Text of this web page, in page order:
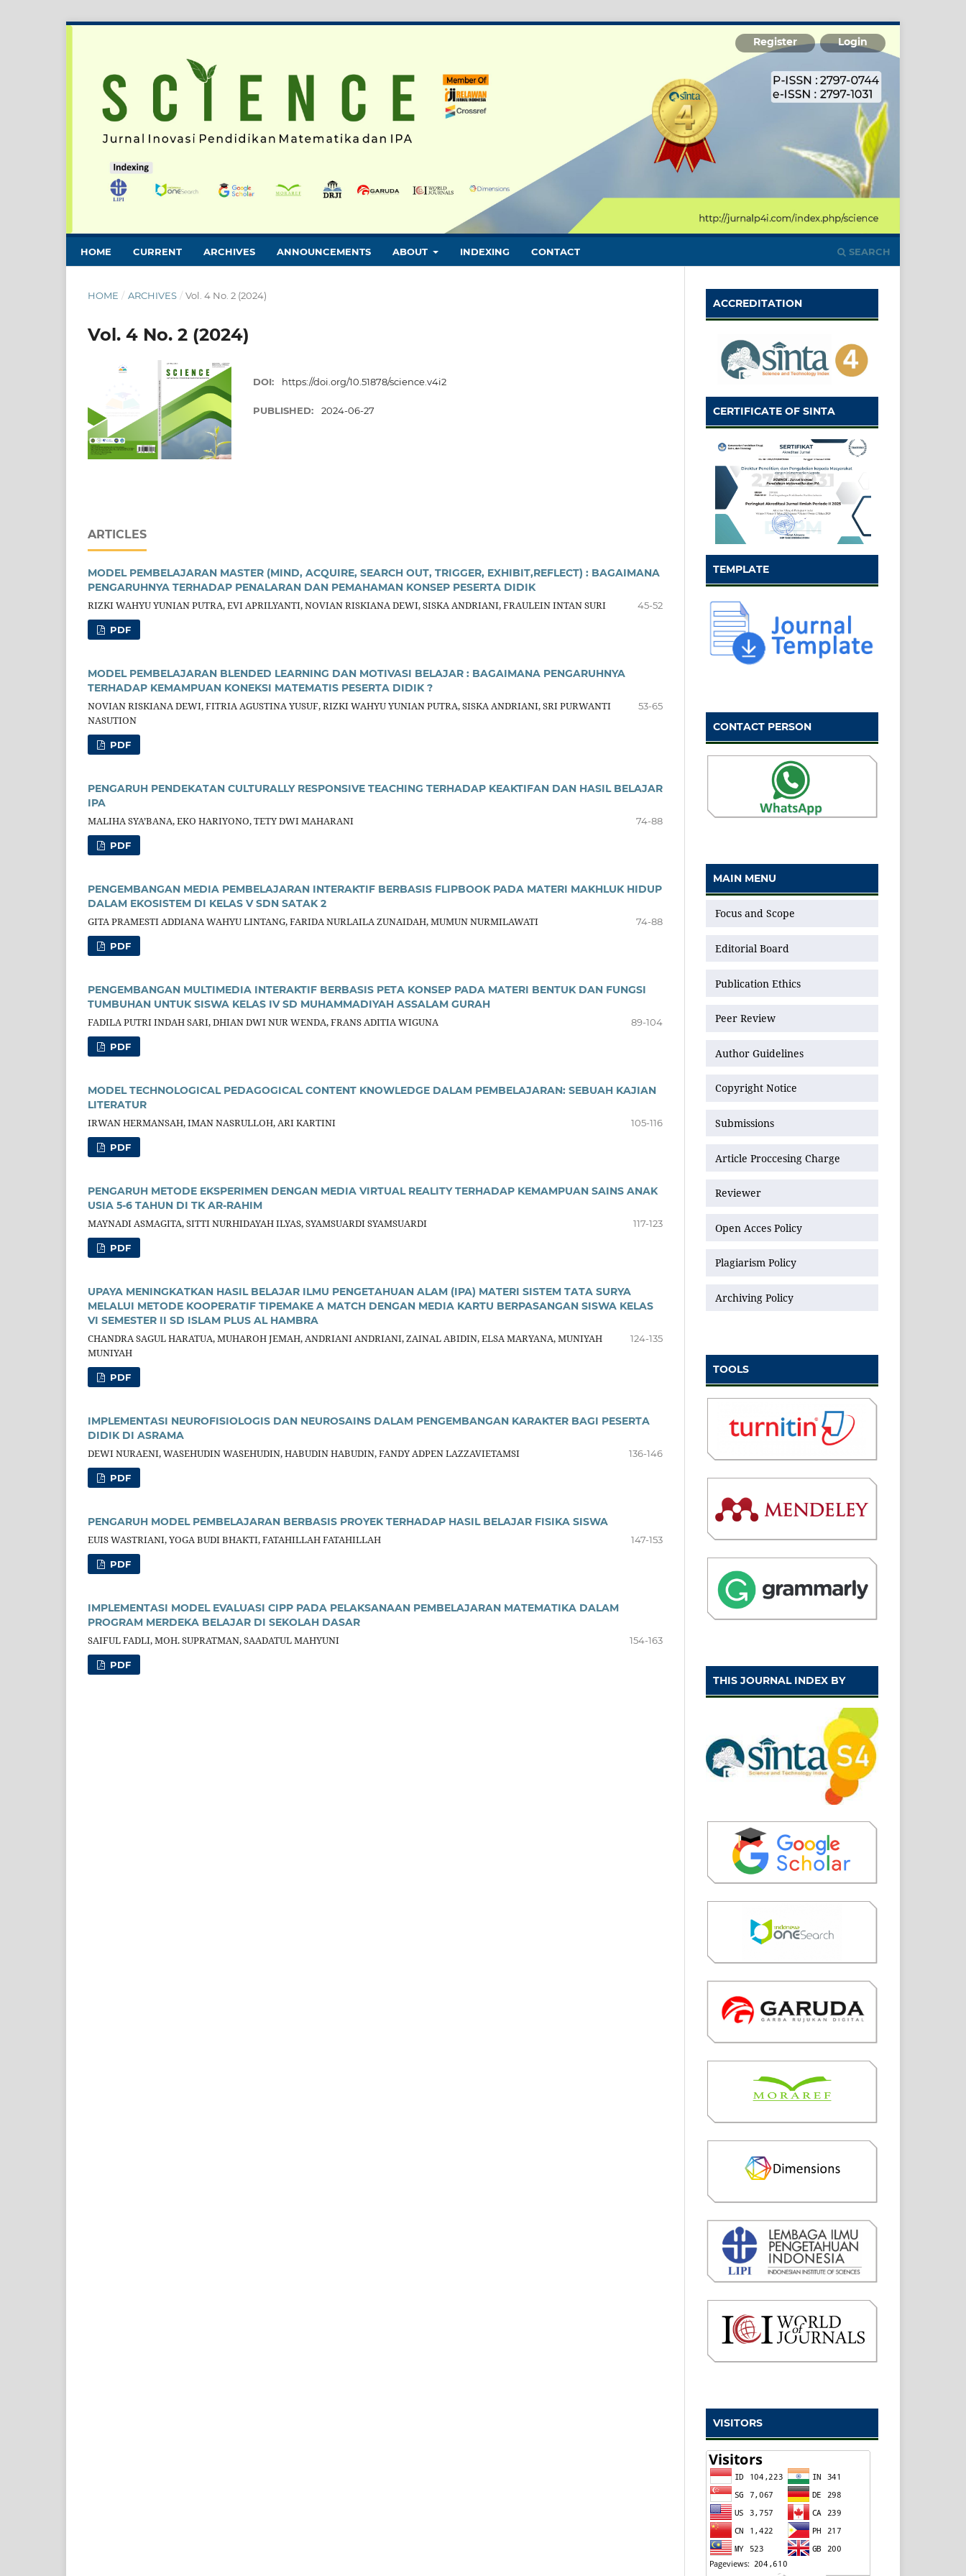
HOME CURRENT ARCHIVES ANNOUNCEMENTS ABOUT INDEXING CONTACT SEARCH
Register Login
HOME / ARCHIVES / Vol. 4 No. 2 (2024)
Vol. 4 No. 2 (2024)
DOI: https://doi.org/10.51878/science.v4i2
PUBLISHED: 2024-06-27
ARTICLES
MODEL PEMBELAJARAN MASTER (MIND, ACQUIRE, SEARCH OUT, TRIGGER, EXHIBIT,REFLECT) : BAGAIMANA
PENGARUHNYA TERHADAP PENALARAN DAN PEMAHAMAN KONSEP PESERTA DIDIK
RIZKI WAHYU YUNIAN PUTRA, EVI APRILYANTI, NOVIAN RISKIANA DEWI, SISKA ANDRIANI, FRAULEIN INTAN SURI
45-52
PDF
MODEL PEMBELAJARAN BLENDED LEARNING DAN MOTIVASI BELAJAR : BAGAIMANA PENGARUHNYA
TERHADAP KEMAMPUAN KONEKSI MATEMATIS PESERTA DIDIK ?
NOVIAN RISKIANA DEWI, FITRIA AGUSTINA YUSUF, RIZKI WAHYU YUNIAN PUTRA, SISKA ANDRIANI, SRI PURWANTI
NASUTION
53-65
PDF
PENGARUH PENDEKATAN CULTURALLY RESPONSIVE TEACHING TERHADAP KEAKTIFAN DAN HASIL BELAJAR
IPA
MALIHA SYA’BANA, EKO HARIYONO, TETY DWI MAHARANI
74-88
PDF
PENGEMBANGAN MEDIA PEMBELAJARAN INTERAKTIF BERBASIS FLIPBOOK PADA MATERI MAKHLUK HIDUP
DALAM EKOSISTEM DI KELAS V SDN SATAK 2
GITA PRAMESTI ADDIANA WAHYU LINTANG, FARIDA NURLAILA ZUNAIDAH, MUMUN NURMILAWATI
74-88
PDF
PENGEMBANGAN MULTIMEDIA INTERAKTIF BERBASIS PETA KONSEP PADA MATERI BENTUK DAN FUNGSI
TUMBUHAN UNTUK SISWA KELAS IV SD MUHAMMADIYAH ASSALAM GURAH
FADILA PUTRI INDAH SARI, DHIAN DWI NUR WENDA, FRANS ADITIA WIGUNA
89-104
PDF
MODEL TECHNOLOGICAL PEDAGOGICAL CONTENT KNOWLEDGE DALAM PEMBELAJARAN: SEBUAH KAJIAN
LITERATUR
IRWAN HERMANSAH, IMAN NASRULLOH, ARI KARTINI
105-116
PDF
PENGARUH METODE EKSPERIMEN DENGAN MEDIA VIRTUAL REALITY TERHADAP KEMAMPUAN SAINS ANAK
USIA 5-6 TAHUN DI TK AR-RAHIM
MAYNADI ASMAGITA, SITTI NURHIDAYAH ILYAS, SYAMSUARDI SYAMSUARDI
117-123
PDF
UPAYA MENINGKATKAN HASIL BELAJAR ILMU PENGETAHUAN ALAM (IPA) MATERI SISTEM TATA SURYA
MELALUI METODE KOOPERATIF TIPEMAKE A MATCH DENGAN MEDIA KARTU BERPASANGAN SISWA KELAS
VI SEMESTER II SD ISLAM PLUS AL HAMBRA
CHANDRA SAGUL HARATUA, MUHAROH JEMAH, ANDRIANI ANDRIANI, ZAINAL ABIDIN, ELSA MARYANA, MUNIYAH
MUNIYAH
124-135
PDF
IMPLEMENTASI NEUROFISIOLOGIS DAN NEUROSAINS DALAM PENGEMBANGAN KARAKTER BAGI PESERTA
DIDIK DI ASRAMA
DEWI NURAENI, WASEHUDIN WASEHUDIN, HABUDIN HABUDIN, FANDY ADPEN LAZZAVIETAMSI
136-146
PDF
PENGARUH MODEL PEMBELAJARAN BERBASIS PROYEK TERHADAP HASIL BELAJAR FISIKA SISWA
EUIS WASTRIANI, YOGA BUDI BHAKTI, FATAHILLAH FATAHILLAH
147-153
PDF
IMPLEMENTASI MODEL EVALUASI CIPP PADA PELAKSANAAN PEMBELAJARAN MATEMATIKA DALAM
PROGRAM MERDEKA BELAJAR DI SEKOLAH DASAR
SAIFUL FADLI, MOH. SUPRATMAN, SAADATUL MAHYUNI
154-163
PDF
ACCREDITATION
CERTIFICATE OF SINTA
TEMPLATE
CONTACT PERSON
MAIN MENU
Focus and Scope
Editorial Board
Publication Ethics
Peer Review
Author Guidelines
Copyright Notice
Submissions
Article Proccesing Charge
Reviewer
Open Acces Policy
Plagiarism Policy
Archiving Policy
TOOLS
THIS JOURNAL INDEX BY
VISITORS